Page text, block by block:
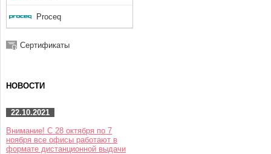
Proceq
Сертификаты
НОВОСТИ
22.10.2021
Внимание! С 28 октября по 7
ноября все офисы работают в
формате дистанционной выдачи